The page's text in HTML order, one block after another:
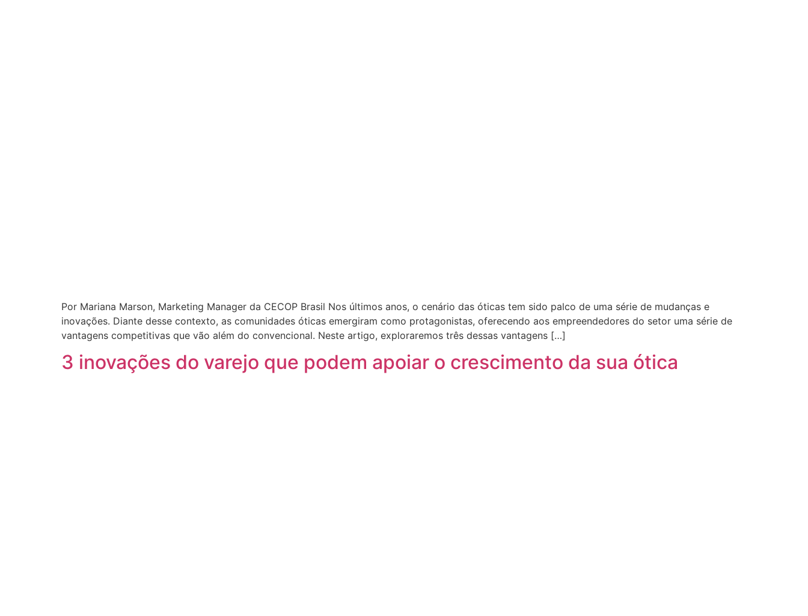
Por Mariana Marson, Marketing Manager da CECOP Brasil Nos últimos anos, o cenário das óticas tem sido palco de uma série de mudanças e
inovações. Diante desse contexto, as comunidades óticas emergiram como protagonistas, oferecendo aos empreendedores do setor uma série de
vantagens competitivas que vão além do convencional. Neste artigo, exploraremos três dessas vantagens […]
3 inovações do varejo que podem apoiar o crescimento da sua ótica